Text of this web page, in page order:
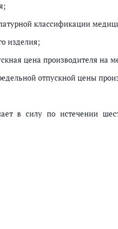
классификации
изделия;
цена производителя на
отпускной цены
в силу по истечении